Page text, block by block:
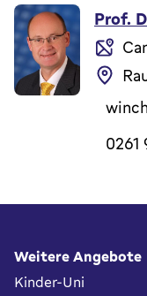
Prof.
0261
Fußbereich
Weitere Angebote
Kinder-Uni